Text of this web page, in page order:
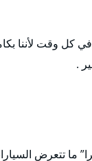
كل وقت لأننا
.
ما تتعرض